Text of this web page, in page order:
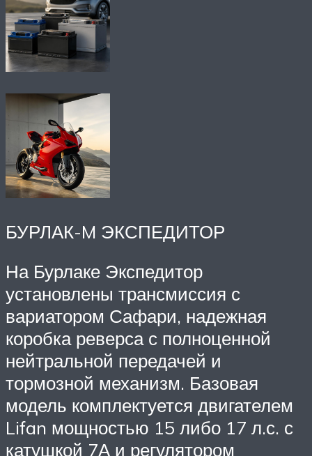
БУРЛАК-M ЭКСПЕДИТОР
На Бурлаке Экспедитор
установлены трансмиссия с
вариатором Сафари, надежная
коробка реверса с полноценной
нейтральной передачей и
тормозной механизм. Базовая
модель комплектуется двигателем
Lifan мощностью 15 либо 17 л.с. с
катушкой 7А и регулятором